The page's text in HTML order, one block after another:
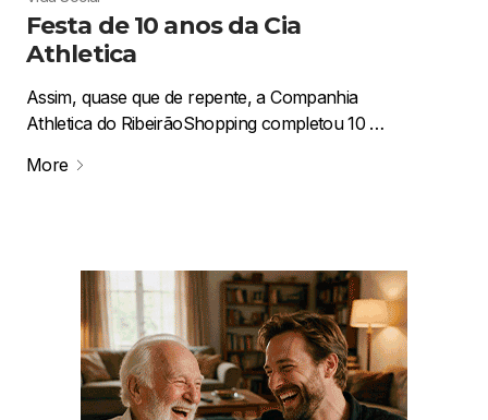
Festa de 10 anos da Cia
Athletica
Assim, quase que de repente, a Companhia
Athletica do RibeirãoShopping completou 10 …
More